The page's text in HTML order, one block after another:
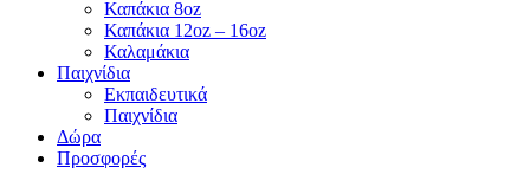
Καπάκια 8oz
Καπάκια 12oz – 16oz
Καλαμάκια
Παιχνίδια
Εκπαιδευτικά
Παιχνίδια
Δώρα
Προσφορές